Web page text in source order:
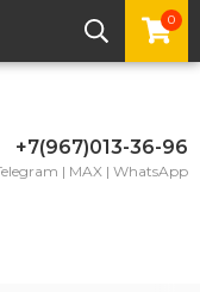
0
+7(967)013-36-96
| MAX | WhatsApp